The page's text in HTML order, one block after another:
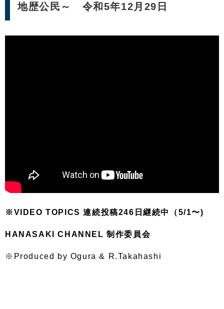
地歴公民～ 令和5年12月29日
※VIDEO TOPICS 連続投稿246 日継続中（5/1〜)
HANASAKI CHANNEL 制作委員会
※Produced by Ogura & R.Takahashi